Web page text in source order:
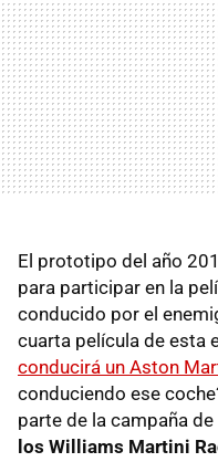
El prototipo del año
para participar en la
conducido por el
cuarta película de esta
conducirá un Aston
conduciendo ese
parte de la campaña
los Williams Martini